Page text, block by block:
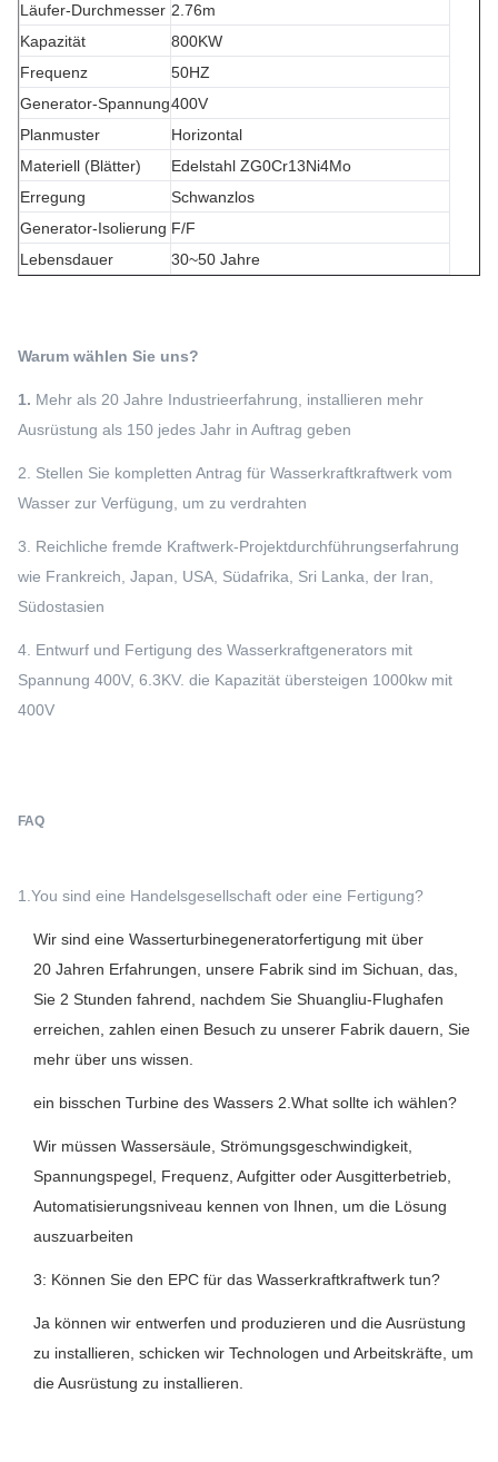
Läufer-Durchmesser 2.76m
Kapazität
800KW
Frequenz
50HZ
Generator-Spannung400V
Planmuster
Horizontal
Materiell (Blätter)
Edelstahl ZG0Cr13Ni4Mo
Erregung
Schwanzlos
Generator-Isolierung F/F
Lebensdauer
30~50 Jahre
Warum wählen Sie uns?
1. Mehr als 20 Jahre Industrieerfahrung, installieren mehr
Ausrüstung als 150 jedes Jahr in Auftrag geben
2. Stellen Sie kompletten Antrag für Wasserkraftkraftwerk vom
Wasser zur Verfügung, um zu verdrahten
3. Reichliche fremde Kraftwerk-Projektdurchführungserfahrung
wie Frankreich, Japan, USA, Südafrika, Sri Lanka, der Iran,
Südostasien
4. Entwurf und Fertigung des Wasserkraftgenerators mit
Spannung 400V, 6.3KV. die Kapazität übersteigen 1000kw mit
400V
FAQ
1.You sind eine Handelsgesellschaft oder eine Fertigung?
Wir sind eine Wasserturbinegeneratorfertigung mit über
20 Jahren Erfahrungen, unsere Fabrik sind im Sichuan, das,
Sie 2 Stunden fahrend, nachdem Sie Shuangliu-Flughafen
erreichen, zahlen einen Besuch zu unserer Fabrik dauern, Sie
mehr über uns wissen.
ein bisschen Turbine des Wassers 2.What sollte ich wählen?
Wir müssen Wassersäule, Strömungsgeschwindigkeit,
Spannungspegel, Frequenz, Aufgitter oder Ausgitterbetrieb,
Automatisierungsniveau kennen von Ihnen, um die Lösung
auszuarbeiten
3: Können Sie den EPC für das Wasserkraftkraftwerk tun?
Ja können wir entwerfen und produzieren und die Ausrüstung
zu installieren, schicken wir Technologen und Arbeitskräfte, um
die Ausrüstung zu installieren.